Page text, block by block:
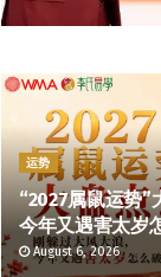
运势
“2027属鼠运势”
今年又遇害太岁
August 6, 2026